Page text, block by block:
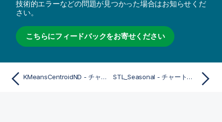
技術的エラーなどの問題が見つかった場合はお知らせくだ
さい。
こちらにフィードバックをお寄せください
KMeansCentroidND - チャート関数 STL_Seasonal - チャート関数